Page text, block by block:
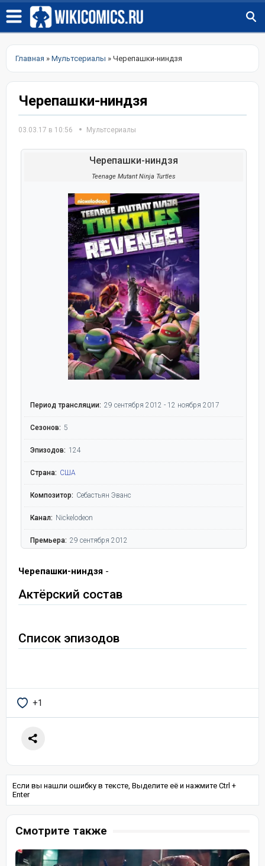
Главная » Мультсериалы » Черепашки-ниндзя
Черепашки-ниндзя
03.03.17 в 10:56 Мультсериалы
Черепашки-ниндзя
Teenage Mutant Ninja Turtles
Период трансляции: 29 сентября 2012 - 12 ноября 2017
Сезонов: 5
Эпизодов: 124
Страна: США
Композитор: Себастьян Эванс
Канал: Nickelodeon
Премьера: 29 сентября 2012
Черепашки-ниндзя -
Актёрский состав
Список эпизодов
+1
Если вы нашли ошибку в тексте, Выделите её и нажмите Ctrl +
Enter
Смотрите также